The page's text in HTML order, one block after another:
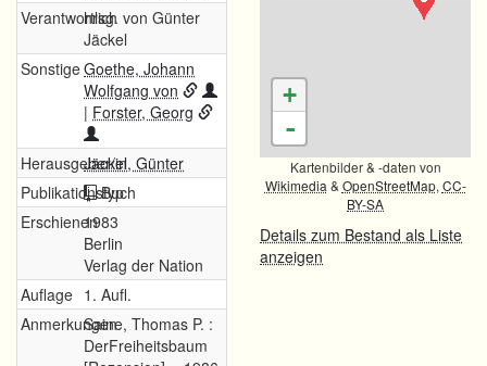
Verantwortlichhrsg. von Günter
Jäckel
SonstigeGoethe, Johann
Wolfgang von
| Forster, Georg
Herausgeber/inJäckel, Günter
Publikationstyp
Buch
Erschienen1983
Berlin
Verlag der Nation
Auflage 1. Aufl.
AnmerkungenSaine, Thomas P. :
DerFreiheitsbaum
+
-
Kartenbilder & -daten von
Wikimedia & OpenStreetMap, CC-
BY-SA
Details zum Bestand als Liste
anzeigen